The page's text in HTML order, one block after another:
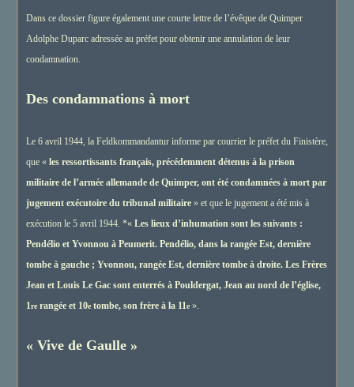
Dans ce dossier figure également une courte lettre de l’évêque de Quimper
Adolphe Duparc adressée au préfet pour obtenir une annulation de leur
condamnation.
Des condamnations à mort
Le 6 avril 1944, la Feldkommandantur informe par courrier le préfet du Finistère,
que « les ressortissants français, précédemment détenus à la prison
militaire de l’armée allemande de Quimper, ont été condamnées à mort par
jugement exécutoire du tribunal militaire » et que le jugement a été mis à
exécution le 5 avril 1944. *« Les lieux d’inhumation sont les suivants :
Pendélio et Yvonnou à Peumerit. Pendélio, dans la rangée Est, dernière
tombe à gauche ; Yvonnou, rangée Est, dernière tombe à droite. Les Frères
Jean et Louis Le Gac sont enterrés à Pouldergat, Jean au nord de l’église,
1re rangée et 10e tombe, son frère à la 11e ».
« Vive de Gaulle »